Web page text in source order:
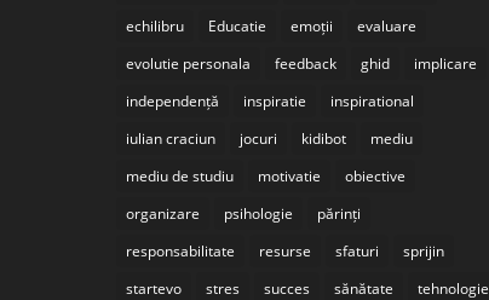
echilibru
Educatie emoții
evaluare
evolutie personala
feedback ghid
implicare
independență
inspiratie
inspirational
iulian craciun
jocuri kidibot
mediu
mediu de studiu
motivatie
obiective
organizare
psihologie
părinți
responsabilitate
resurse sfaturi
sprijin
startevo
stres succes sănătate
tehnologie